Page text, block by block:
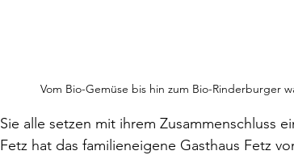
Vom Bio-Gemüse bis hin zum Bio-Rinderburger
Sie alle setzen mit ihrem Zusammenschluss
Fetz hat das familieneigene Gasthaus Fetz